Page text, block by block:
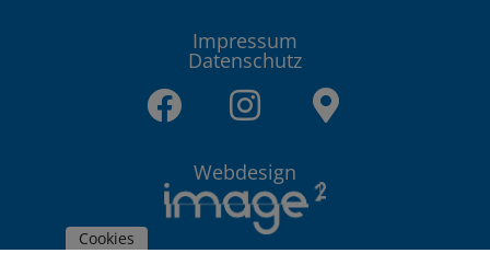
Impressum
Datenschutz
Webdesign
Cookies